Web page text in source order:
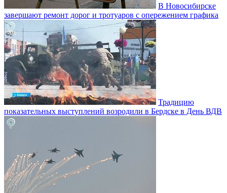
В Новосибирске
завершают ремонт дорог и тротуаров с опережением графика
Традицию
показательных выступлений возродили в Бердске в День ВДВ